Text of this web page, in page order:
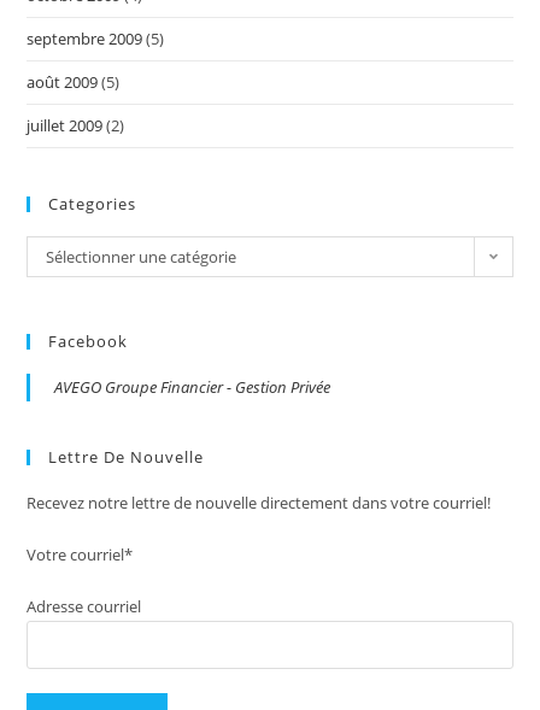
septembre 2009(5)
août 2009(5)
juillet 2009(2)
Categories
Categories
Sélectionner une catégorie
Facebook
AVEGO Groupe Financier - Gestion Privée
Lettre De Nouvelle
Recevez notre lettre de nouvelle directement dans votre courriel!
Votre courriel*
Adresse courriel